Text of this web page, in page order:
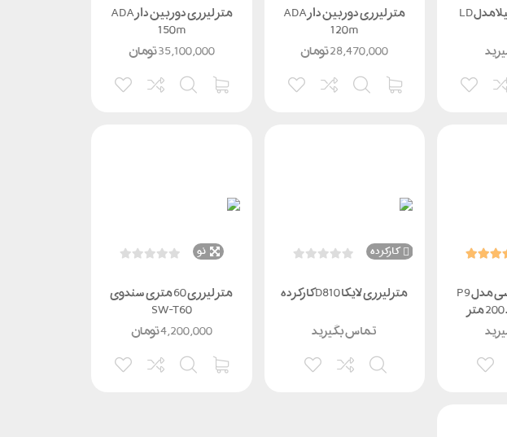
متر لیزری استبیلا مدل LD متر لیزری دوربین دار ADA
120m
تومان28,470,000
متر لیزری دوربین دار ADA
150m
تومان35,100,000
متر لیزری مایلسی مدل P9
کارکرده
مترلیزری لایکا D810 کارکرده
تماس بگیرید
نو
متر لیزری 60 متری سندوی
SW-T60
تومان4,200,000